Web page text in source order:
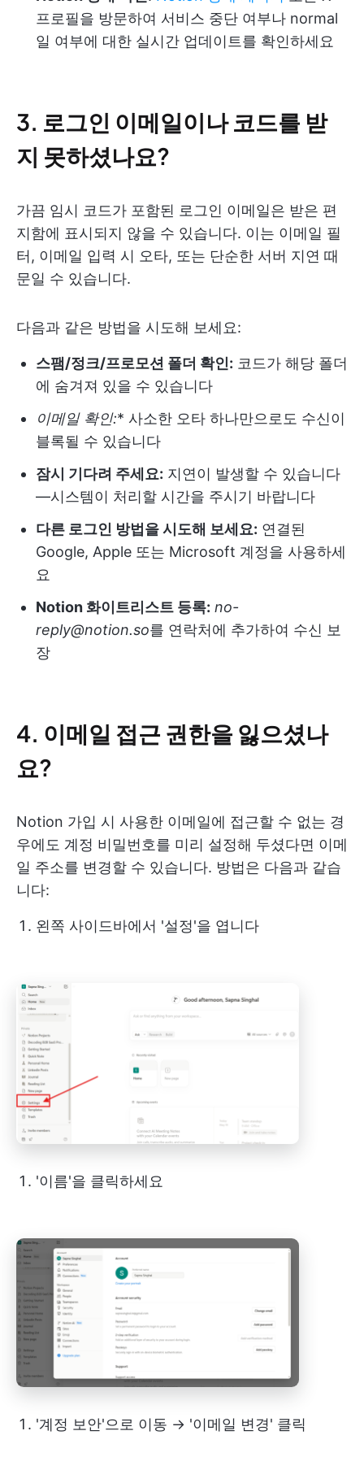
프로필을 방문하여 서비스 중단 여부나 normal
일 여부에 대한 실시간 업데이트를 확인하세요
3. 로그인 이메일이나 코드를 받
지 못하셨나요?
가끔 임시 코드가 포함된 로그인 이메일은 받은 편
지함에 표시되지 않을 수 있습니다. 이는 이메일 필
터, 이메일 입력 시 오타, 또는 단순한 서버 지연 때
문일 수 있습니다.
다음과 같은 방법을 시도해 보세요:
스팸/정크/프로모션 폴더 확인: 코드가 해당 폴더
에 숨겨져 있을 수 있습니다
이메일 확인:* 사소한 오타 하나만으로도 수신이
블록될 수 있습니다
잠시 기다려 주세요: 지연이 발생할 수 있습니다
—시스템이 처리할 시간을 주시기 바랍니다
다른 로그인 방법을 시도해 보세요: 연결된
Google, Apple 또는 Microsoft 계정을 사용하세
요
Notion 화이트리스트 등록: no-
reply@notion.so를 연락처에 추가하여 수신 보
장
4. 이메일 접근 권한을 잃으셨나
요?
Notion 가입 시 사용한 이메일에 접근할 수 없는 경
우에도 계정 비밀번호를 미리 설정해 두셨다면 이메
일 주소를 변경할 수 있습니다. 방법은 다음과 같습
니다:
왼쪽 사이드바에서 '설정'을 엽니다
'이름'을 클릭하세요
'계정 보안'으로 이동 → '이메일 변경' 클릭